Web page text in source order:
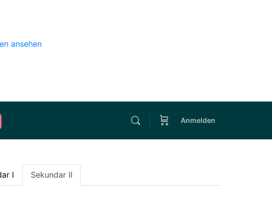
ansehen
Anmelden
I Sekundar II